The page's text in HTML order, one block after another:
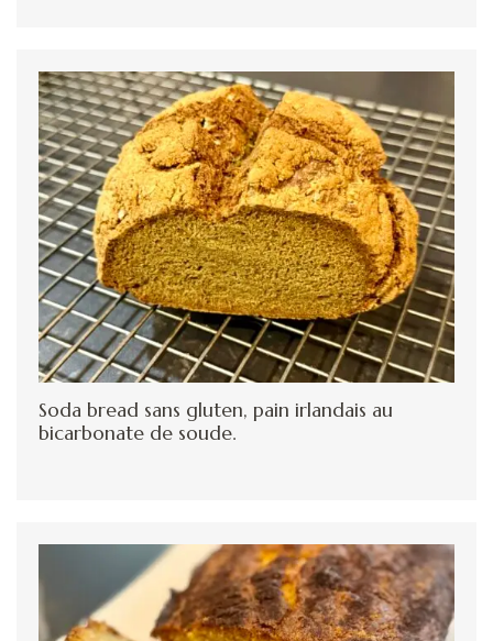
Soda bread sans gluten, pain irlandais au
bicarbonate de soude.